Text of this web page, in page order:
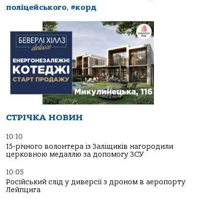
поліцейського, #корд
СТРІЧКА НОВИН
10:10
15-річного волонтера із Заліщиків нагородили
церковною медаллю за допомогу ЗСУ
10:05
Російський слід у диверсії з дроном в аеропорту
Лейпцига